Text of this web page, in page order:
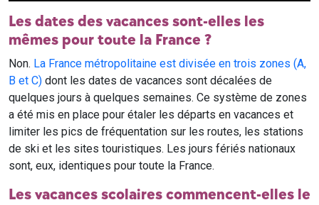
Les dates des vacances sont-elles les
mêmes pour toute la France ?
Non. La France métropolitaine est divisée en trois zones (A,
B et C) dont les dates de vacances sont décalées de
quelques jours à quelques semaines. Ce système de zones
a été mis en place pour étaler les départs en vacances et
limiter les pics de fréquentation sur les routes, les stations
de ski et les sites touristiques. Les jours fériés nationaux
sont, eux, identiques pour toute la France.
Les vacances scolaires commencent-elles le